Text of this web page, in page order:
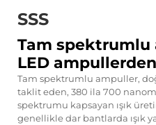
SSS
Tam spektrumlu
LED
Tam spektrumlu ampuller,
taklit eden, 380 ila 700
spektrumu kapsayan ışık
genellikle dar bantlarda ışık